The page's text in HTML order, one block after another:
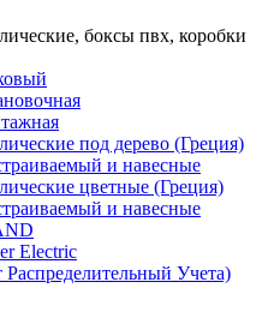
боксы пвх, коробки
под дерево (Греция)
и навесные
цветные (Греция)
и навесные
Electric
Учета)